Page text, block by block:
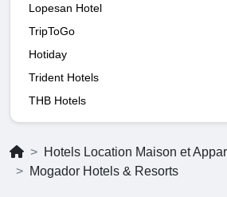
Lopesan Hotel
TripToGo
Hotiday
Trident Hotels
THB Hotels
Hotels Location Maison et
Mogador Hotels & Resorts